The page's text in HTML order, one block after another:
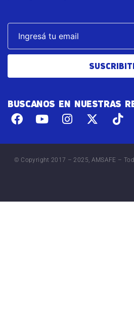
BUSCANOS EN NUESTRAS
© Copyright 2017 – 2025, AMSAFE –